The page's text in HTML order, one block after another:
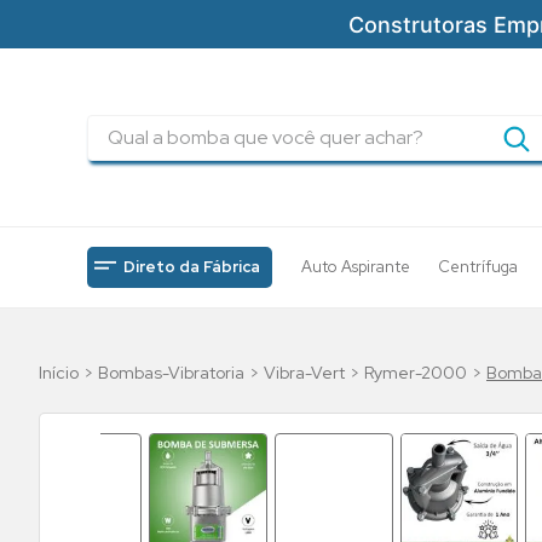
Construtoras
Direto da Fábrica Auto Aspirante Centrífuga
Bombas-Vibratoria Vibra-Vert Rymer-2000
drenagem